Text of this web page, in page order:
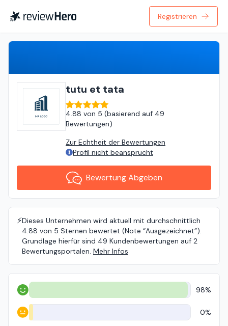
Registrieren
tutu et tata
4.88 von 5 (basierend auf 49
Bewertungen)
Zur Echtheit der Bewertungen
Profil nicht beansprucht
Bewertung Abgeben
⚡️Dieses Unternehmen wird aktuell mit durchschnittlich
4.88 von 5 Sternen bewertet (Note “Ausgezeichnet”).
Grundlage hierfür sind 49 Kundenbewertungen auf 2
Bewertungsportalen. Mehr Infos
Positiv 98%
Neutral 0%